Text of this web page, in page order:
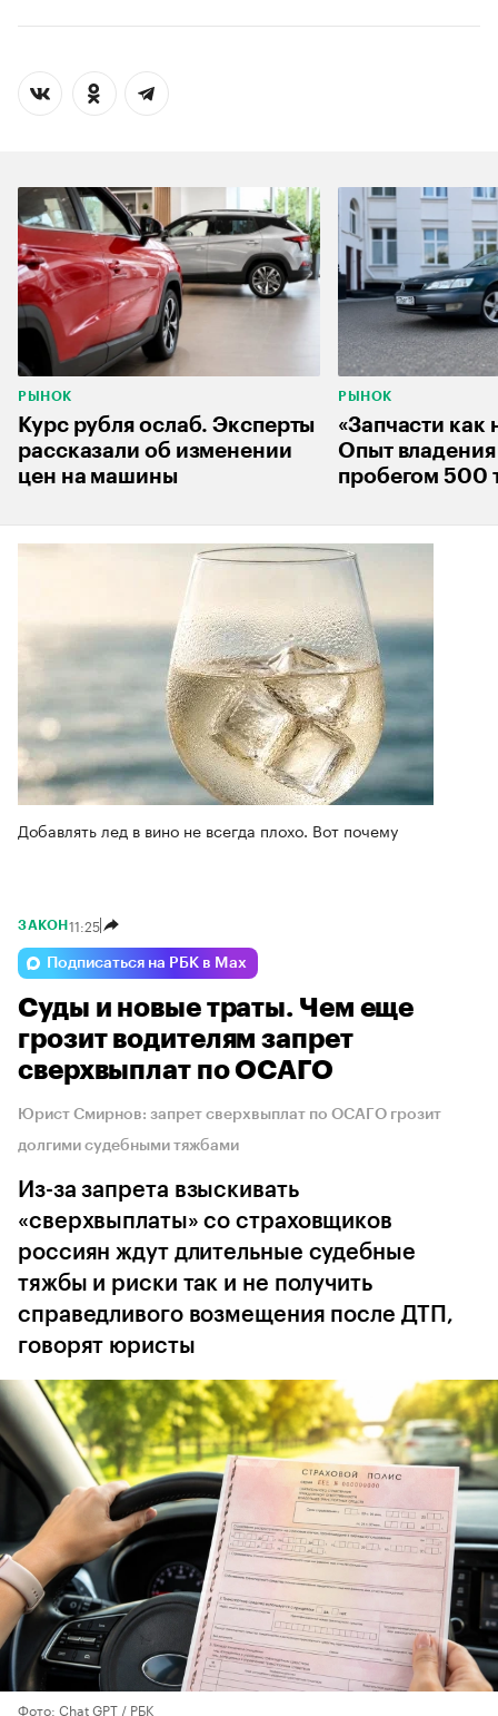
РЫНОК
Курс рубля ослаб. Эксперты
рассказали об изменении
цен на машины
РЫНОК
«Запчасти как
Опыт владения
пробегом 500
Добавлять лед в вино не всегда плохо. Вот почему
ЗАКОН 11:25
Подписаться на РБК в Max
Суды и новые траты. Чем еще
грозит водителям запрет
сверхвыплат по ОСАГО
Юрист Смирнов: запрет сверхвыплат по ОСАГО грозит
долгими судебными тяжбами
Из-за запрета взыскивать
«сверхвыплаты» со страховщиков
россиян ждут длительные судебные
тяжбы и риски так и не получить
справедливого возмещения после ДТП,
говорят юристы
Фото: Chat GPT / РБК